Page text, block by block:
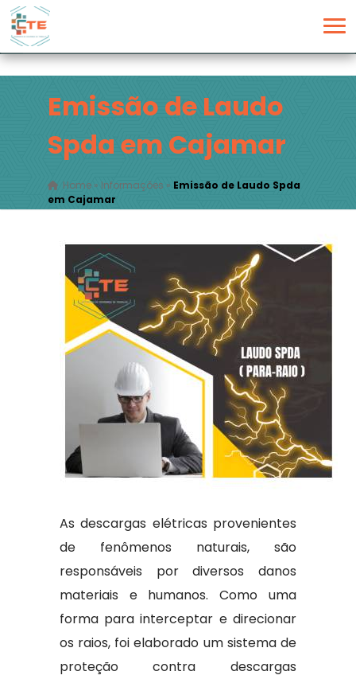
Emissão de Laudo
Spda em Cajamar
Home» Informações » Emissão de Laudo Spda
em Cajamar
As descargas elétricas provenientes
de fenômenos naturais, são
responsáveis por diversos danos
materiais e humanos. Como uma
forma para interceptar e direcionar
os raios, foi elaborado um sistema de
proteção contra descargas